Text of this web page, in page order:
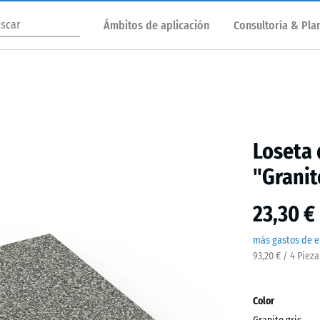
Ámbitos de aplicación Consultoría &
Loseta
23,30
más gastos de
93,20 € / 4
Color